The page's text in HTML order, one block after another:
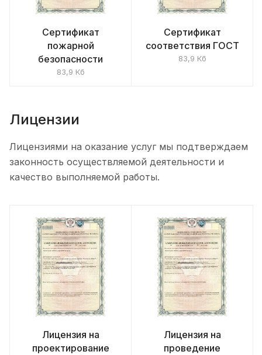
Сертификат
пожарной
безопасности
83,9 Кб
Сертификат
соответствия ГОСТ
83,9 Кб
Лицензии
Лицензиями на оказание услуг мы подтверждаем
законность осуществляемой деятельности и
качество выполняемой работы.
Лицензия на
проектирование
Лицензия на
проведение